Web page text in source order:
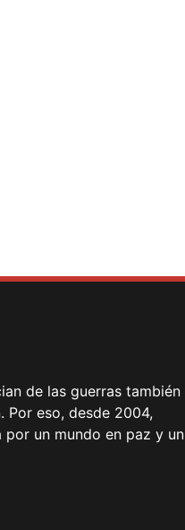
de las guerras también
Por eso, desde 2004,
un mundo en paz y un